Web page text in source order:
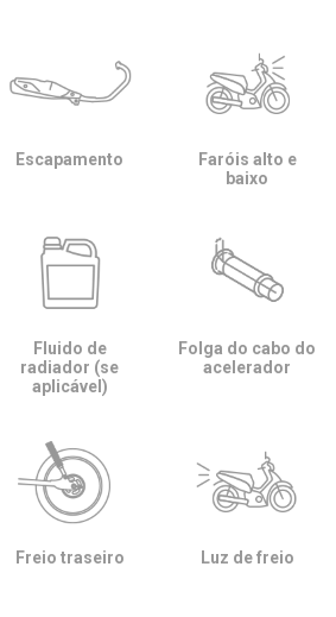
Escapamento
Faróis alto e
baixo
Fluido de
radiador (se
aplicável)
Folga do cabo do
acelerador
Freio traseiro Luz de freio